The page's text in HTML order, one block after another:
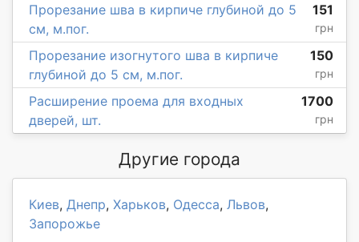
Прорезание шва в кирпиче глубиной до 5
см, м.пог.
151
грн
Прорезание изогнутого шва в кирпиче
глубиной до 5 см, м.пог.
150
грн
Расширение проема для входных
дверей, шт.
1700
грн
Другие города
Киев, Днепр, Харьков, Одесса, Львов,
Запорожье